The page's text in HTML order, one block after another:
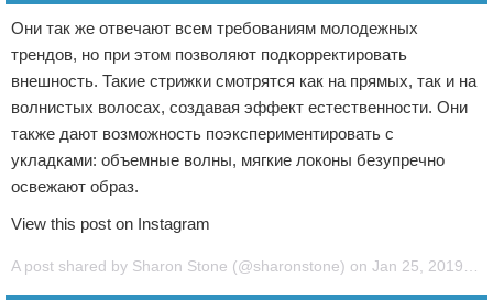
Они так же отвечают всем требованиям молодежных
трендов, но при этом позволяют подкорректировать
внешность. Такие стрижки смотрятся как на прямых, так и на
волнистых волосах, создавая эффект естественности. Они
также дают возможность поэкспериментировать с
укладками: объемные волны, мягкие локоны безупречно
освежают образ.
View this post on Instagram